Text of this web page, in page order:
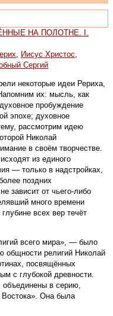
НА ПОЛОТНЕ. I.
Иисус Христос
Сергий
некоторые идеи Рериха,
их: мысль, как
пробуждение
эпохе; духовное
рассмотрим идею
Николай
в своём творчестве.
из единого
— только в надстройках,
поздних
зависит от чьего-либо
много времени
всех вер течёт
всего мира», — было
общности религий Николай
посвящённых
с глубокой древности.
в серию,
Она была